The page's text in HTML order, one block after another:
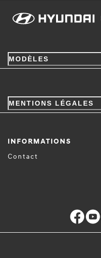
MODÈLES
MENTIONS LÉGALES
INFORMATIONS
Contact